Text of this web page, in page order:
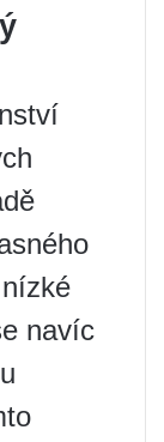
navíc